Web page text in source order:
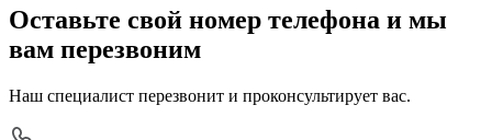
Оставьте свой номер телефона и мы
вам перезвоним
Наш специалист перезвонит и проконсультирует вас.